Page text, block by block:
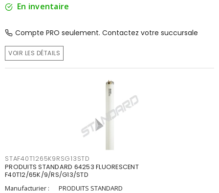
En inventaire
Compte PRO seulement. Contactez votre succursale
VOIR LES DÉTAILS
STAF40T1265K9RSG13STD
PRODUITS STANDARD 64253 FLUORESCENT
F40T12/65K/9/RS/G13/STD
Manufacturier :
PRODUITS STANDARD